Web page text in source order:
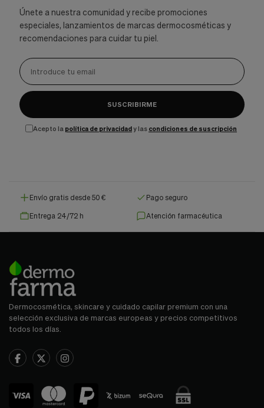
Únete a nuestra comunidad y recibe promociones
especiales, lanzamientos de marcas dermocosméticas y
recomendaciones para cuidar tu piel.
SUSCRIBIRME
Acepto la política de privacidady las condiciones de suscripción
Envío gratis desde 50 € Pago seguro
Entrega 24/72 h Atención farmacéutica
Dermocosmética, skincare y cuidado capilar premium con una
selección exclusiva de marcas europeas y precios competitivos
todos los días.